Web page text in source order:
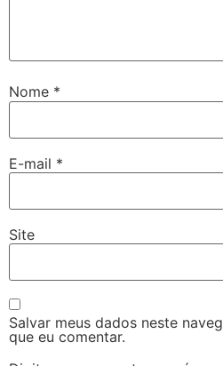
Nome *
E-mail *
Site
Salvar meus dados neste
que eu comentar.